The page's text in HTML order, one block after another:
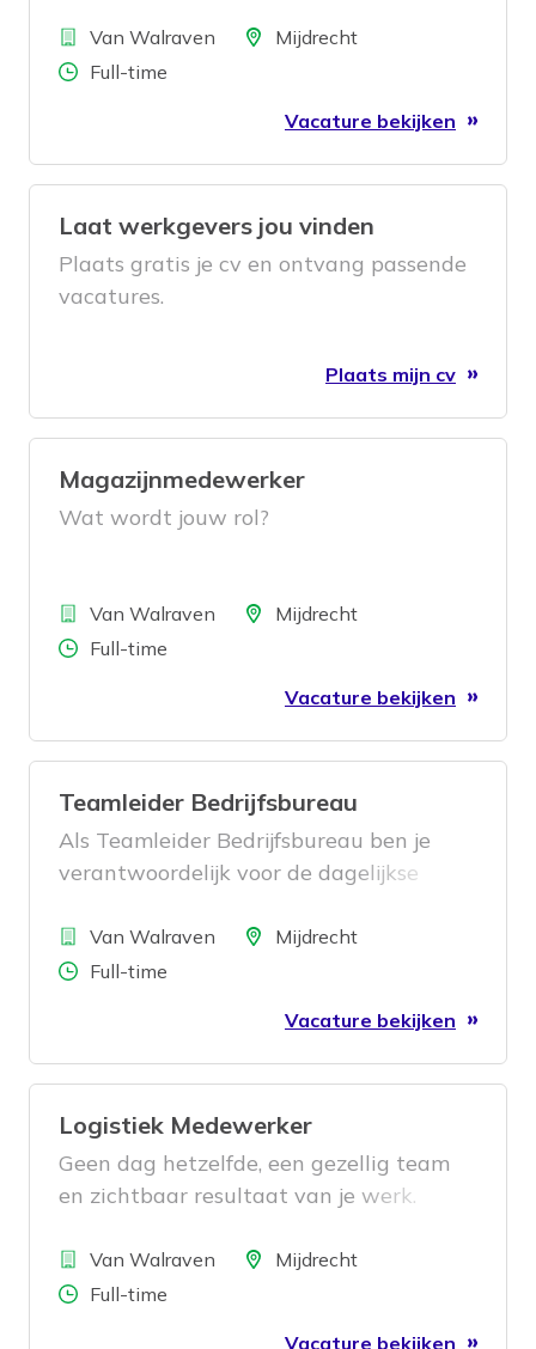
BedrijfVan Walraven LocatieMijdrecht
Aantal uren
Full-time
Vacature bekijken
Laat werkgevers jou vinden
Plaats gratis je cv en ontvang passende
vacatures.
Plaats mijn cv
Magazijnmedewerker
Wat wordt jouw rol?
BedrijfVan Walraven LocatieMijdrecht
Aantal uren
Full-time
Vacature bekijken
Teamleider Bedrijfsbureau
Als Teamleider Bedrijfsbureau ben je
verantwoordelijk voor de dagelijkse
magazijnbeheer. Je zorgt ervoor dat de
voorraadadministratie klopt, processen
verbeterinitiatieven succesvol worden
doorgevoerd. Daarbij werk je nauw
binnen de organisatie en draag je actief
bij aan een toekomstbestendige
logistieke operatie.
BedrijfVan Walraven LocatieMijdrecht
Aantal uren
Full-time
Vacature bekijken
Logistiek Medewerker
Geen dag hetzelfde, een gezellig team
en zichtbaar resultaat van je werk.
voor jou.
BedrijfVan Walraven LocatieMijdrecht
Aantal uren
Full-time
Vacature bekijken